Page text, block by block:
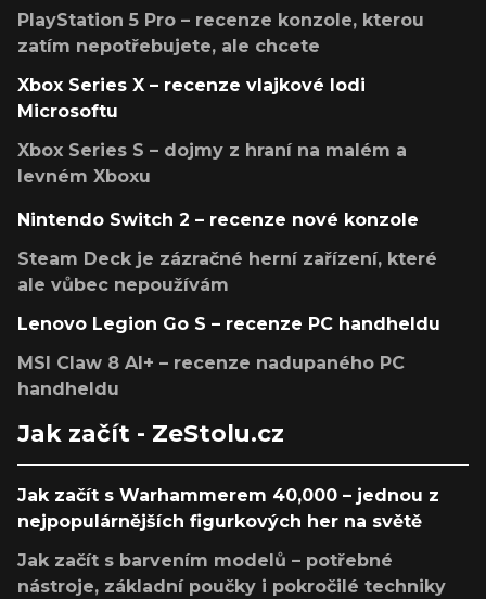
PlayStation 5 Pro – recenze konzole, kterou
zatím nepotřebujete, ale chcete
Xbox Series X – recenze vlajkové lodi
Microsoftu
Xbox Series S – dojmy z hraní na malém a
levném Xboxu
Nintendo Switch 2 – recenze nové konzole
Steam Deck je zázračné herní zařízení, které
ale vůbec nepoužívám
Lenovo Legion Go S – recenze PC handheldu
MSI Claw 8 AI+ – recenze nadupaného PC
handheldu
Jak začít - ZeStolu.cz
Jak začít s Warhammerem 40,000 – jednou z
nejpopulárnějších figurkových her na světě
Jak začít s barvením modelů – potřebné
nástroje, základní poučky i pokročilé techniky